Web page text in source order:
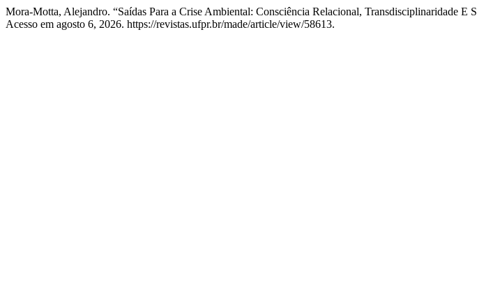
Mora-Motta, Alejandro. “Saídas Para a Crise Ambiental: Consciência Relacional, Transdisciplinaridade E
Acesso em agosto 6, 2026. https://revistas.ufpr.br/made/article/view/58613.